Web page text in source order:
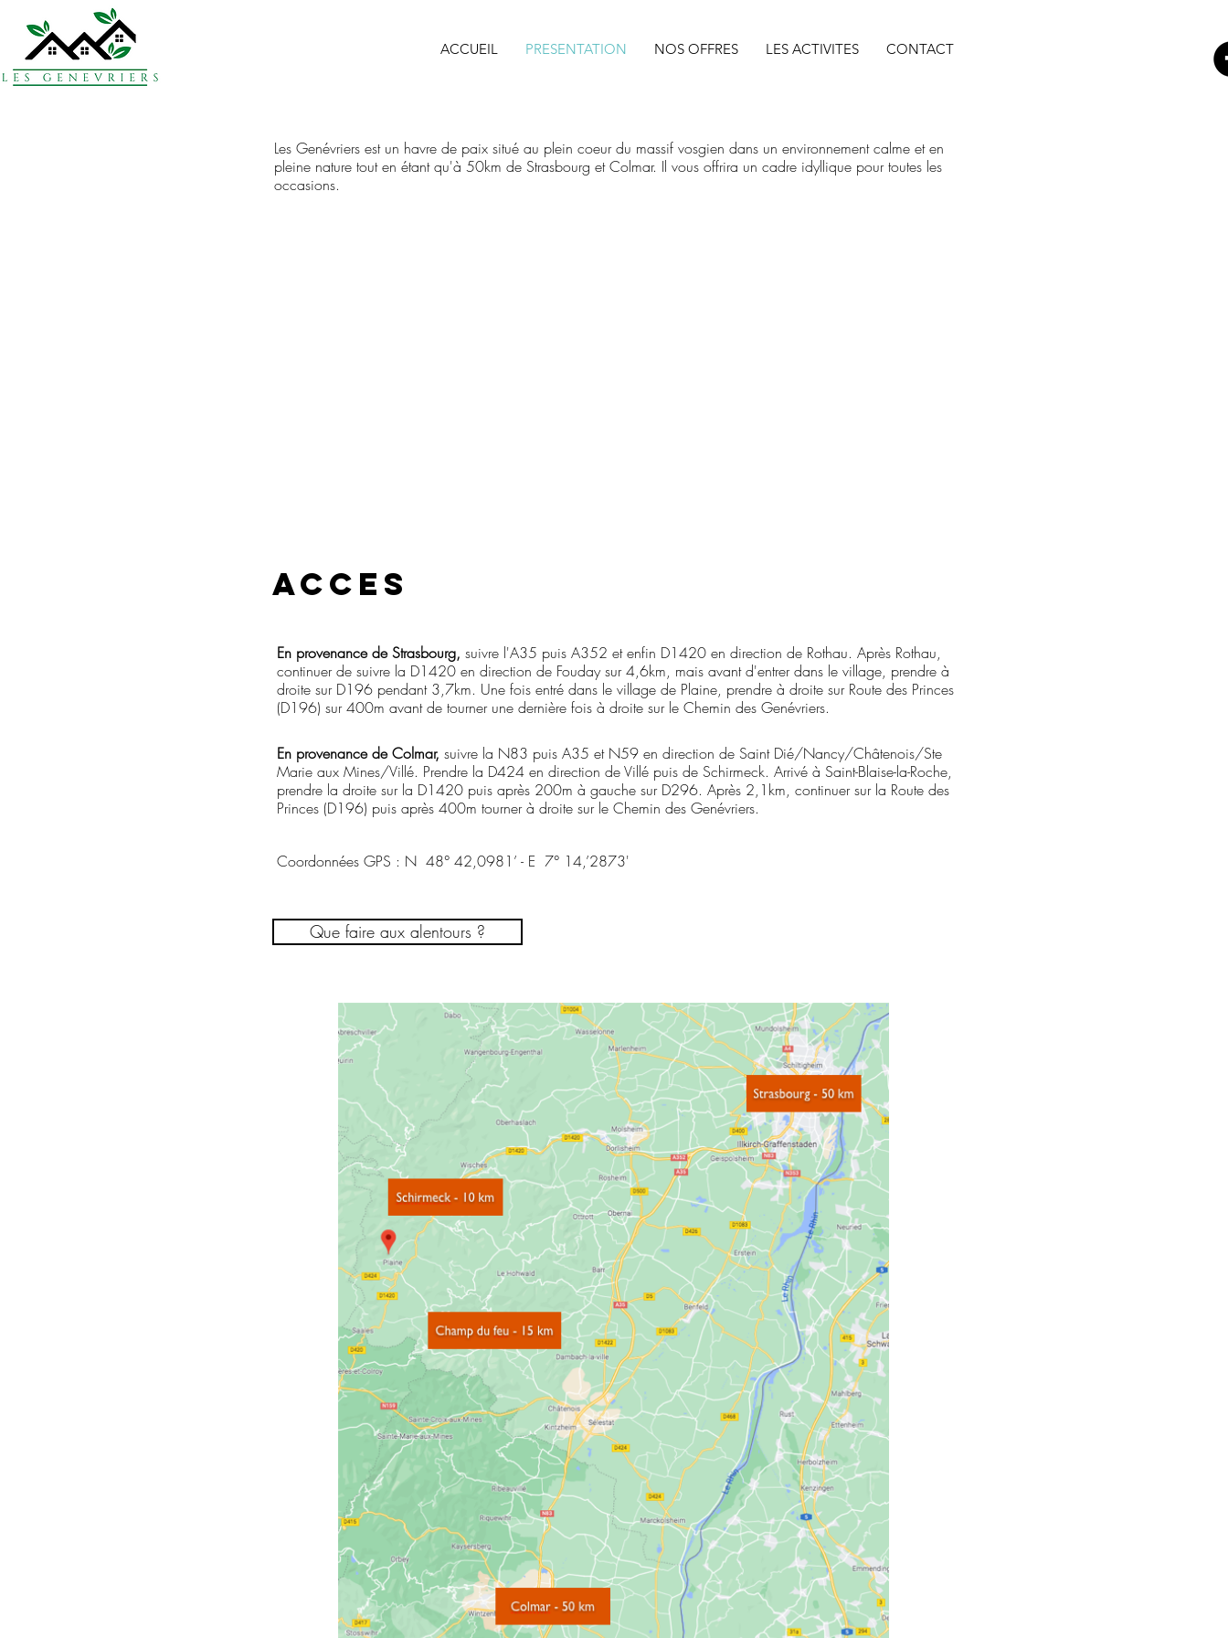
ACCUEIL PRESENTATION NOS OFFRES LES ACTIVITES CONTACT
Les Genévriers est un havre de paix situé au plein coeur du massif vosgien dans un environnement calme et en
pleine nature tout en étant qu'à 50km de Strasbourg et Colmar. Il vous offrira un cadre idyllique pour toutes les
occasions.
acces
En provenance de Strasbourg, suivre l'A35 puis A352 et enfin D1420 en direction de Rothau. Après Rothau,
continuer de suivre la D1420 en direction de Fouday sur 4,6km, mais avant d'entrer dans le village, prendre à
droite sur D196 pendant 3,7km. Une fois entré dans le village de Plaine, prendre à droite sur Route des Princes
(D196) sur 400m avant de tourner une dernière fois à droite sur le Chemin des Genévriers.
En provenance de Colmar, suivre la N83 puis A35 et N59 en direction de Saint Dié/Nancy/Châtenois/Ste
Marie aux Mines/Villé. Prendre la D424 en direction de Villé puis de Schirmeck. Arrivé à Saint-Blaise-la-Roche,
prendre la droite sur la D1420 puis après 200m à gauche sur D296. Après 2,1km, continuer sur la Route des
Princes (D196) puis après 400m tourner à droite sur le Chemin des Genévriers.
Coordonnées GPS : N 48° 42,0981’ - E 7° 14,’2873'
Que faire aux alentours ?